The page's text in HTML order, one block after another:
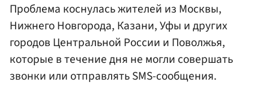
Проблема коснулась жителей из Москвы,
Нижнего Новгорода, Казани, Уфы и других
городов Центральной России и Поволжья,
которые в течение дня не могли совершать
звонки или отправлять SMS-сообщения.